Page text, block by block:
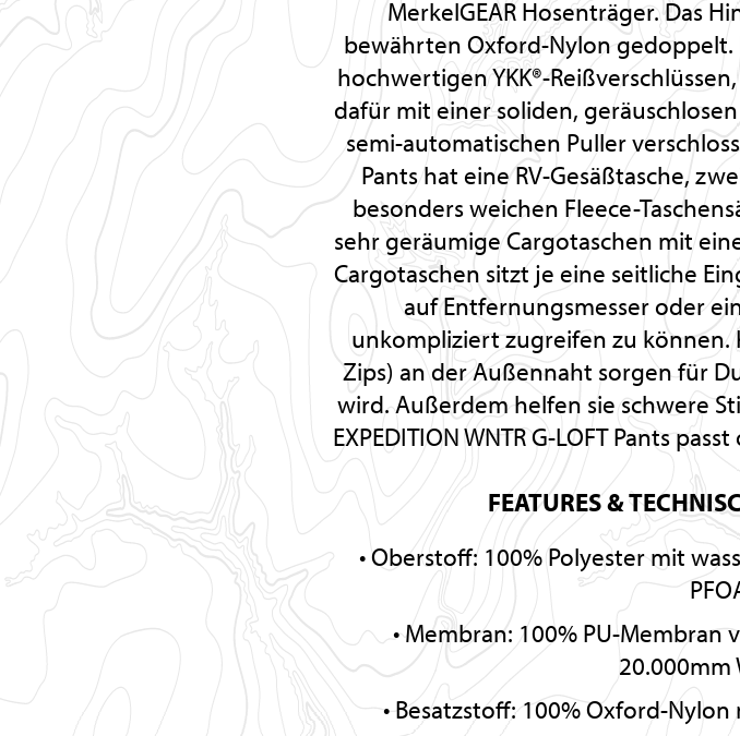
MerkelGEAR Hosenträger. Das
bewährten Oxford-Nylon gedoppelt.
hochwertigen YKK®-
dafür mit einer soliden,
semi-automatischen Puller
Pants hat eine RV-Gesäßtasche,
besonders weichen Fleece-
sehr geräumige Cargotaschen mit
Cargotaschen sitzt je eine seitliche
auf Entfernungsmesser oder
unkompliziert zugreifen zu können.
Zips) an der Außennaht sorgen für
wird. Außerdem helfen sie schwere
EXPEDITION WNTR G-LOFT Pants
FEATURES &
Oberstoff: 100% Polyester mit
Membran: 100% PU-Membran
20.000mm
Besatzstoff: 100% Oxford-Nylon